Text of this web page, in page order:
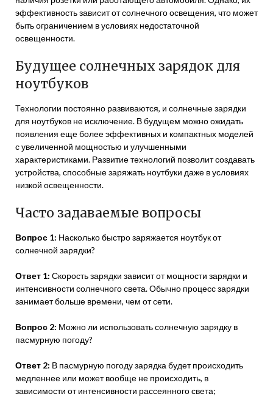
эффективность зависит от солнечного освещения, что может
быть ограничением в условиях недостаточной
освещенности.
Будущее солнечных зарядок для
ноутбуков
Технологии постоянно развиваются, и солнечные зарядки
для ноутбуков не исключение. В будущем можно ожидать
появления еще более эффективных и компактных моделей
с увеличенной мощностью и улучшенными
характеристиками. Развитие технологий позволит создавать
устройства, способные заряжать ноутбуки даже в условиях
низкой освещенности.
Часто задаваемые вопросы
Вопрос 1: Насколько быстро заряжается ноутбук от
солнечной зарядки?
Ответ 1: Скорость зарядки зависит от мощности зарядки и
интенсивности солнечного света. Обычно процесс зарядки
занимает больше времени, чем от сети.
Вопрос 2: Можно ли использовать солнечную зарядку в
пасмурную погоду?
Ответ 2: В пасмурную погоду зарядка будет происходить
медленнее или может вообще не происходить, в
зависимости от интенсивности рассеянного света;